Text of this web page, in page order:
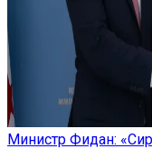
Министр Фидан: